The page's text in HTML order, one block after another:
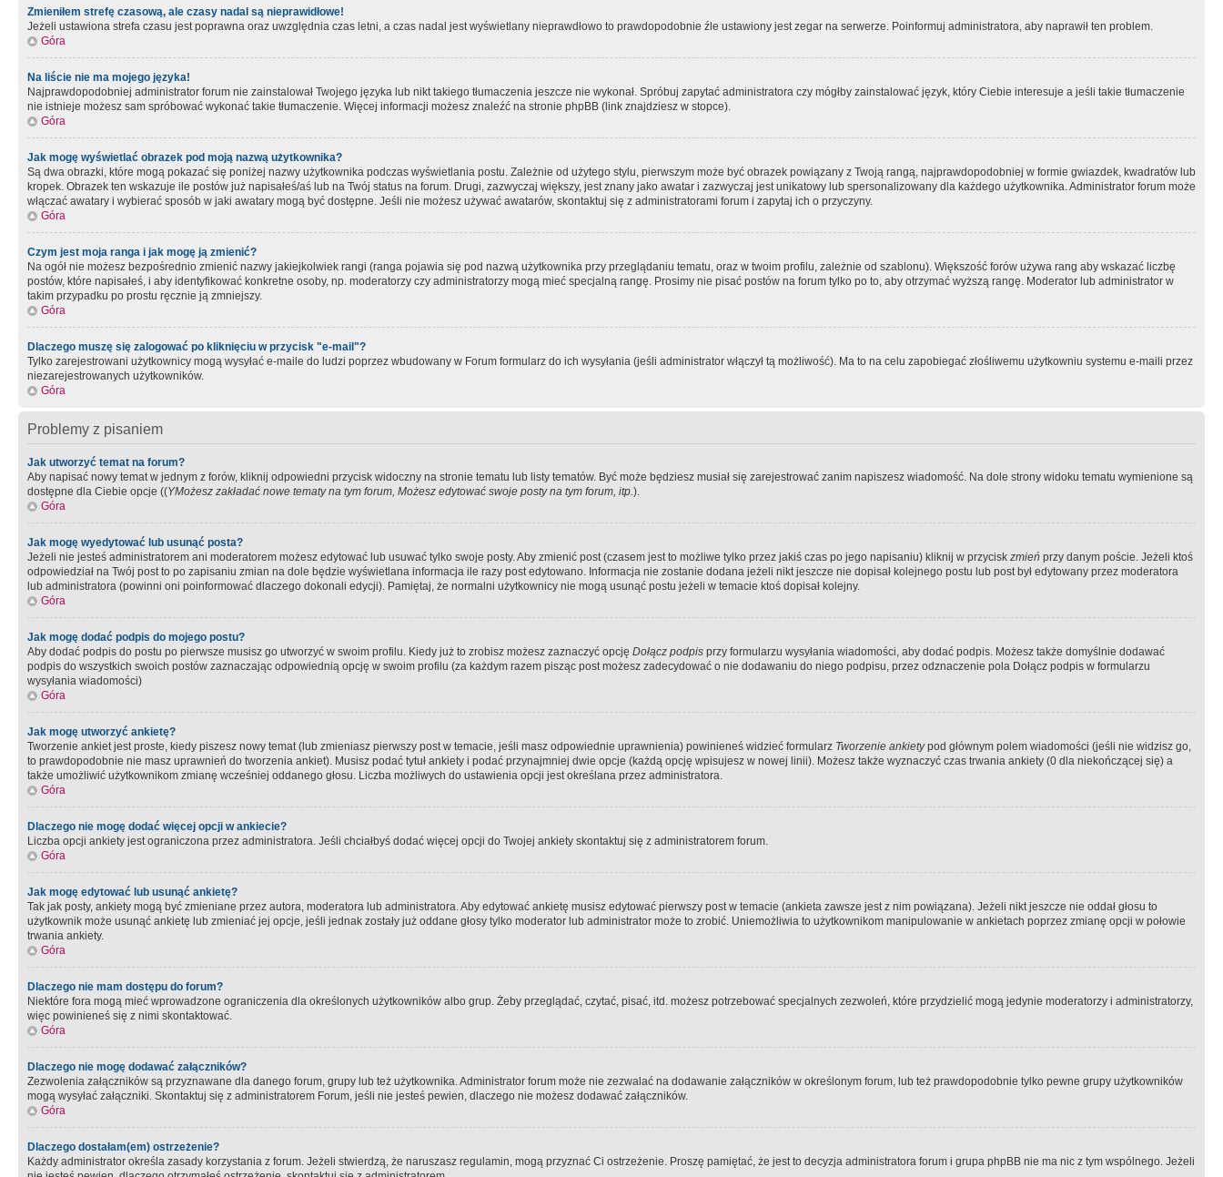
Zmieniłem strefę czasową, ale czasy nadal są nieprawidłowe!
Jeżeli ustawiona strefa czasu jest poprawna oraz uwzględnia czas letni, a czas nadal jest wyświetlany nieprawdłowo to prawdopodobnie źle ustawiony jest zegar na serwerze. Poinformuj administratora, aby naprawił ten problem.
Góra
Na liście nie ma mojego języka!
Najprawdopodobniej administrator forum nie zainstalował Twojego języka lub nikt takiego tłumaczenia jeszcze nie wykonał. Spróbuj zapytać administratora czy mógłby zainstalować język, który Ciebie interesuje a jeśli takie tłumaczenie
nie istnieje możesz sam spróbować wykonać takie tłumaczenie. Więcej informacji możesz znaleźć na stronie phpBB (link znajdziesz w stopce).
Góra
Jak mogę wyświetlać obrazek pod moją nazwą użytkownika?
Są dwa obrazki, które mogą pokazać się poniżej nazwy użytkownika podczas wyświetlania postu. Zależnie od użytego stylu, pierwszym może być obrazek powiązany z Twoją rangą, najprawdopodobniej w formie gwiazdek, kwadratów lub
kropek. Obrazek ten wskazuje ile postów już napisałeś/aś lub na Twój status na forum. Drugi, zazwyczaj większy, jest znany jako awatar i zazwyczaj jest unikatowy lub spersonalizowany dla każdego użytkownika. Administrator forum może
włączać awatary i wybierać sposób w jaki awatary mogą być dostępne. Jeśli nie możesz używać awatarów, skontaktuj się z administratorami forum i zapytaj ich o przyczyny.
Góra
Czym jest moja ranga i jak mogę ją zmienić?
Na ogół nie możesz bezpośrednio zmienić nazwy jakiejkolwiek rangi (ranga pojawia się pod nazwą użytkownika przy przeglądaniu tematu, oraz w twoim profilu, zależnie od szablonu). Większość forów używa rang aby wskazać liczbę
postów, które napisałeś, i aby identyfikować konkretne osoby, np. moderatorzy czy administratorzy mogą mieć specjalną rangę. Prosimy nie pisać postów na forum tylko po to, aby otrzymać wyższą rangę. Moderator lub administrator w
takim przypadku po prostu ręcznie ją zmniejszy.
Góra
Dlaczego muszę się zalogować po kliknięciu w przycisk "e-mail"?
Tylko zarejestrowani użytkownicy mogą wysyłać e-maile do ludzi poprzez wbudowany w Forum formularz do ich wysyłania (jeśli administrator włączył tą możliwość). Ma to na celu zapobiegać złośliwemu użytkowniu systemu e-maili przez
niezarejestrowanych użytkowników.
Góra
Problemy z pisaniem
Jak utworzyć temat na forum?
Aby napisać nowy temat w jednym z forów, kliknij odpowiedni przycisk widoczny na stronie tematu lub listy tematów. Być może będziesz musiał się zarejestrować zanim napiszesz wiadomość. Na dole strony widoku tematu wymienione są
dostępne dla Ciebie opcje ((YMożesz zakładać nowe tematy na tym forum, Możesz edytować swoje posty na tym forum, itp.).
Góra
Jak mogę wyedytować lub usunąć posta?
Jeżeli nie jesteś administratorem ani moderatorem możesz edytować lub usuwać tylko swoje posty. Aby zmienić post (czasem jest to możliwe tylko przez jakiś czas po jego napisaniu) kliknij w przycisk zmień przy danym poście. Jeżeli ktoś
odpowiedział na Twój post to po zapisaniu zmian na dole będzie wyświetlana informacja ile razy post edytowano. Informacja nie zostanie dodana jeżeli nikt jeszcze nie dopisał kolejnego postu lub post był edytowany przez moderatora
lub administratora (powinni oni poinformować dlaczego dokonali edycji). Pamiętaj, że normalni użytkownicy nie mogą usunąć postu jeżeli w temacie ktoś dopisał kolejny.
Góra
Jak mogę dodać podpis do mojego postu?
Aby dodać podpis do postu po pierwsze musisz go utworzyć w swoim profilu. Kiedy już to zrobisz możesz zaznaczyć opcję Dołącz podpis przy formularzu wysyłania wiadomości, aby dodać podpis. Możesz także domyślnie dodawać
podpis do wszystkich swoich postów zaznaczając odpowiednią opcję w swoim profilu (za każdym razem pisząc post możesz zadecydować o nie dodawaniu do niego podpisu, przez odznaczenie pola Dołącz podpis w formularzu
wysyłania wiadomości)
Góra
Jak mogę utworzyć ankietę?
Tworzenie ankiet jest proste, kiedy piszesz nowy temat (lub zmieniasz pierwszy post w temacie, jeśli masz odpowiednie uprawnienia) powinieneś widzieć formularz Tworzenie ankietypod głównym polem wiadomości (jeśli nie widzisz go,
to prawdopodobnie nie masz uprawnień do tworzenia ankiet). Musisz podać tytuł ankiety i podać przynajmniej dwie opcje (każdą opcję wpisujesz w nowej linii). Możesz także wyznaczyć czas trwania ankiety (0 dla niekończącej się) a
także umożliwić użytkownikom zmianę wcześniej oddanego głosu. Liczba możliwych do ustawienia opcji jest określana przez administratora.
Góra
Dlaczego nie mogę dodać więcej opcji w ankiecie?
Liczba opcji ankiety jest ograniczona przez administratora. Jeśli chciałbyś dodać więcej opcji do Twojej ankiety skontaktuj się z administratorem forum.
Góra
Jak mogę edytować lub usunąć ankietę?
Tak jak posty, ankiety mogą być zmieniane przez autora, moderatora lub administratora. Aby edytować ankietę musisz edytować pierwszy post w temacie (ankieta zawsze jest z nim powiązana). Jeżeli nikt jeszcze nie oddał głosu to
użytkownik może usunąć ankietę lub zmieniać jej opcje, jeśli jednak zostały już oddane głosy tylko moderator lub administrator może to zrobić. Uniemożliwia to użytkownikom manipulowanie w ankietach poprzez zmianę opcji w połowie
trwania ankiety.
Góra
Dlaczego nie mam dostępu do forum?
Niektóre fora mogą mieć wprowadzone ograniczenia dla określonych użytkowników albo grup. Żeby przeglądać, czytać, pisać, itd. możesz potrzebować specjalnych zezwoleń, które przydzielić mogą jedynie moderatorzy i administratorzy,
więc powinieneś się z nimi skontaktować.
Góra
Dlaczego nie mogę dodawać załączników?
Zezwolenia załączników są przyznawane dla danego forum, grupy lub też użytkownika. Administrator forum może nie zezwalać na dodawanie załączników w określonym forum, lub też prawdopodobnie tylko pewne grupy użytkowników
mogą wysyłać załączniki. Skontaktuj się z administratorem Forum, jeśli nie jesteś pewien, dlaczego nie możesz dodawać załączników.
Góra
Dlaczego dostałam(em) ostrzeżenie?
Każdy administrator określa zasady korzystania z forum. Jeżeli stwierdzą, że naruszasz regulamin, mogą przyznać Ci ostrzeżenie. Proszę pamiętać, że jest to decyzja administratora forum i grupa phpBB nie ma nic z tym wspólnego. Jeżeli